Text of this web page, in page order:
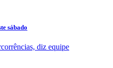
sábado